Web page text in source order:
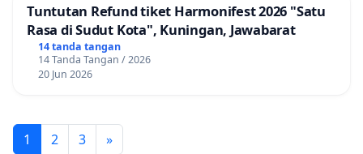
Tuntutan Refund tiket Harmonifest 2026 "Satu
Rasa di Sudut Kota", Kuningan, Jawabarat
14 tanda tangan
14 Tanda Tangan / 2026
20 Jun 2026
1 2 3 »